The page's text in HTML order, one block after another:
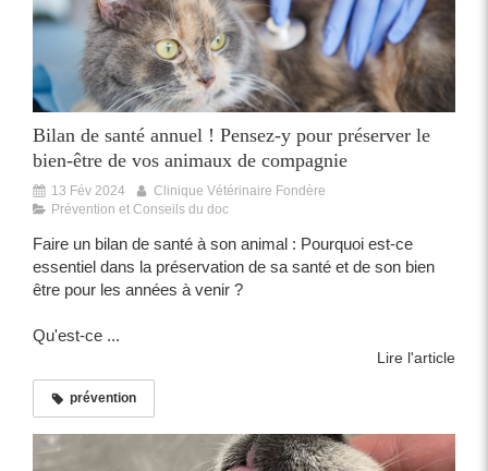
Bilan de santé annuel ! Pensez-y pour préserver le
bien-être de vos animaux de compagnie
13 Fév 2024
Clinique Vétérinaire Fondère
Prévention et Conseils du doc
Faire un bilan de santé à son animal : Pourquoi est-ce
essentiel dans la préservation de sa santé et de son bien
être pour les années à venir ?
Qu'est-ce ...
Lire l'article
prévention